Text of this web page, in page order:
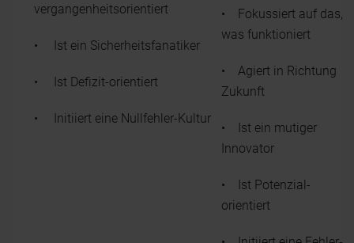
vergangenheitsorientiert
• Ist ein Sicherheitsfanatiker
• Ist Defizit-orientiert
• Initiiert eine Nullfehler-Kultur
• Fokussiert auf das,
was funktioniert
• Agiert in Richtung
Zukunft
• Ist ein mutiger
Innovator
• Ist Potenzial-
orientiert